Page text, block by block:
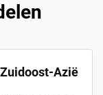
Azië